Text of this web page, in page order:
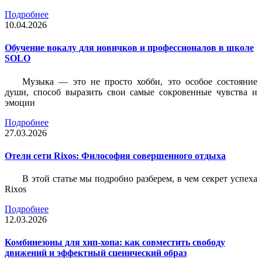
Подробнее
10.04.2026
Обучение вокалу для новичков и профессионалов в школе
SOLO
Музыка — это не просто хобби, это особое состояние
души, способ выразить свои самые сокровенные чувства и
эмоции
Подробнее
27.03.2026
Отели сети Rixos: Философия совершенного отдыха
В этой статье мы подробно разберем, в чем секрет успеха
Rixos
Подробнее
12.03.2026
Комбинезоны для хип-хопа: как совместить свободу
движений и эффектный сценический образ